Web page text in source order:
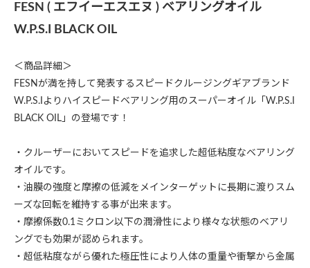
FESN ( エフイーエスエヌ ) ベアリングオイル
W.P.S.I BLACK OIL
＜商品詳細＞
FESNが満を持して発表するスピードクルージングギアブランド
W.P.S.Iよりハイスピードベアリング用のスーパーオイル「W.P.S.I
BLACK OIL」の登場です！
・クルーザーにおいてスピードを追求した超低粘度なベアリング
オイルです。
・油膜の強度と摩擦の低減をメインターゲットに長期に渡りスム
ーズな回転を維持する事が出来ます。
・摩擦係数0.1ミクロン以下の潤滑性により様々な状態のベアリ
ングでも効果が認められます。
・超低粘度ながら優れた極圧性により人体の重量や衝撃から金属